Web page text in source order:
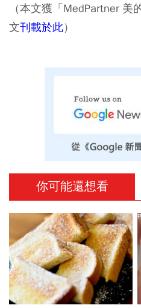
（本文獲「MedPartner
文刊載於此）
你可能還想看